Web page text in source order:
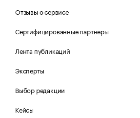
Отзывы о сервисе
Сертифицированные партнеры
Лента публикаций
Эксперты
Выбор редакции
Кейсы